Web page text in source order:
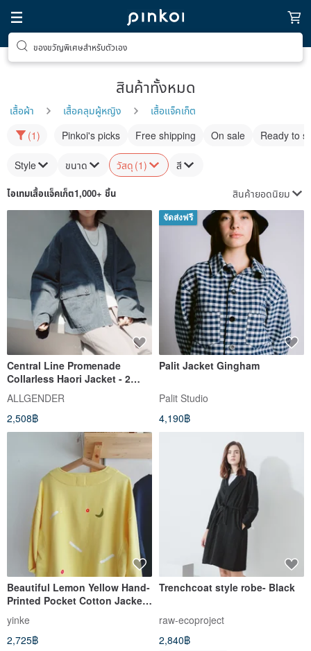
ของขวัญพิเศษสำหรับตัวเอง
สินค้าทั้งหมด
เสื้อผ้า เสื้อคลุมผู้หญิง
เสื้อแจ็คเก็ต
(1)
Pinkoi's picks Free shipping On sale Ready to
Style ขนาด วัสดุ (1) สี
ไอเทมเสื้อแจ็คเก็ต1,000+ ชิ้น สินค้ายอดนิยม
Central Line Promenade
Collarless Haori Jacket - 2
Colors - Water-Dyed Blue
ALLGENDER
2,508฿
จัดส่งฟรี
Palit Jacket Gingham
Palit Studio
4,190฿
Beautiful Lemon Yellow Hand-
Printed Pocket Cotton Jacket /
Top
yinke
2,725฿
Trenchcoat style robe- Black
raw-ecoproject
2,840฿